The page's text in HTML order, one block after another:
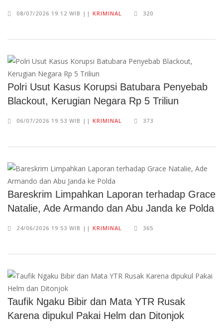
08/07/2026 19:12 WIB || KRIMINAL 320
Polri Usut Kasus Korupsi Batubara Penyebab
Blackout, Kerugian Negara Rp 5 Triliun
06/07/2026 19:53 WIB || KRIMINAL 373
Bareskrim Limpahkan Laporan terhadap Grace
Natalie, Ade Armando dan Abu Janda ke Polda
24/06/2026 19:53 WIB || KRIMINAL 365
Taufik Ngaku Bibir dan Mata YTR Rusak
Karena dipukul Pakai Helm dan Ditonjok